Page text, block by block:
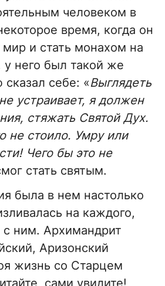
человеком в
время, когда он
и стать монахом на
у него был такой же
себе: «Выглядеть
устраивает, я должен
стяжать Святой Дух.
не стоило. Умру или
Чего бы это не
стать святым.
была в нем настолько
на каждого,
с ним. Архимандрит
Аризонский
жизнь со Старцем